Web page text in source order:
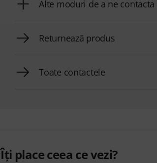
Alte moduri de a ne contacta
Returnează produs
Toate contactele
Îți place ceea ce vezi?